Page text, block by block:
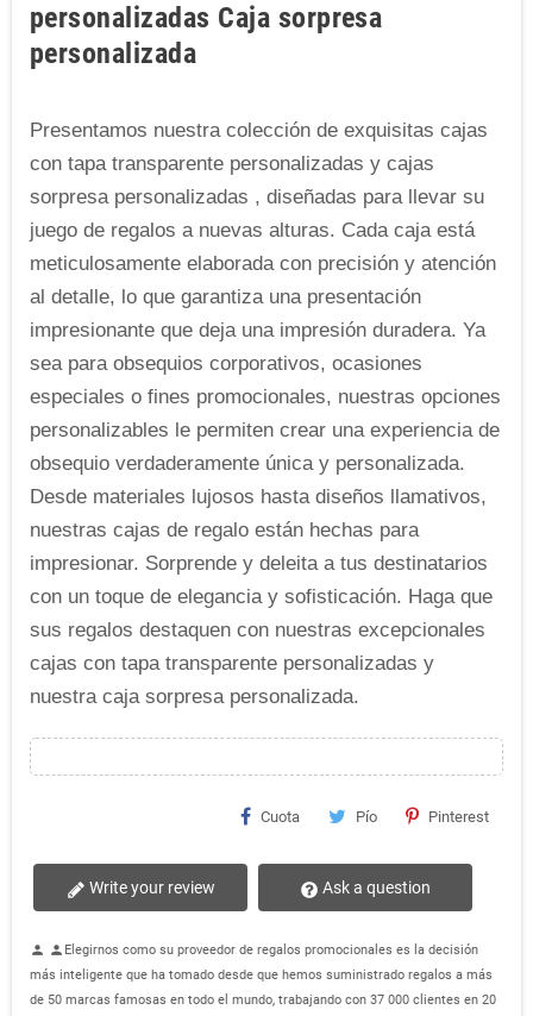
personalizadas Caja sorpresa
personalizada
Presentamos nuestra colección de exquisitas cajas
con tapa transparente personalizadas y cajas
sorpresa personalizadas , diseñadas para llevar su
juego de regalos a nuevas alturas. Cada caja está
meticulosamente elaborada con precisión y atención
al detalle, lo que garantiza una presentación
impresionante que deja una impresión duradera. Ya
sea para obsequios corporativos, ocasiones
especiales o fines promocionales, nuestras opciones
personalizables le permiten crear una experiencia de
obsequio verdaderamente única y personalizada.
Desde materiales lujosos hasta diseños llamativos,
nuestras cajas de regalo están hechas para
impresionar. Sorprende y deleita a tus destinatarios
con un toque de elegancia y sofisticación. Haga que
sus regalos destaquen con nuestras excepcionales
cajas con tapa transparente personalizadas y
nuestra caja sorpresa personalizada.
Cuota Pío Pinterest
Write your review Ask a question
person personElegirnos como su proveedor de regalos promocionales es la decisión
más inteligente que ha tomado desde que hemos suministrado regalos a más
de 50 marcas famosas en todo el mundo, trabajando con 37 000 clientes en 20